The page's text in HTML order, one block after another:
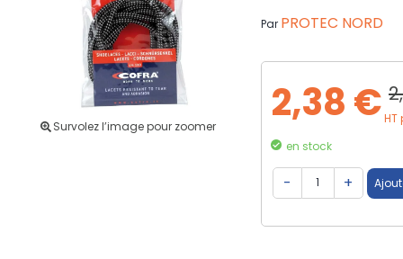
Survolez l’image pour zoomer
Par PROTEC NORD
2,38 €HT
en stock